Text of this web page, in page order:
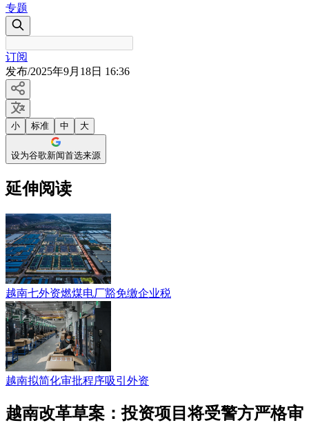
专题
订阅
发布/2025年9月18日 16:36
小 标准 中 大
设为谷歌新闻首选来源
延伸阅读
越南七外资燃煤电厂豁免缴企业税
越南拟简化审批程序吸引外资
越南改革草案：投资项目将受警方严格审